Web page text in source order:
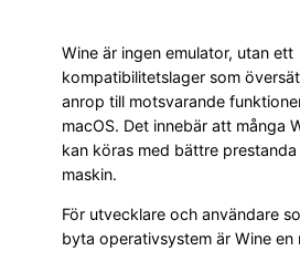
Wine är ingen emulator, utan ett
kompatibilitetslager som
anrop till motsvarande
macOS. Det innebär att många
kan köras med bättre prestanda
maskin.
För utvecklare och användare
byta operativsystem är Wine en